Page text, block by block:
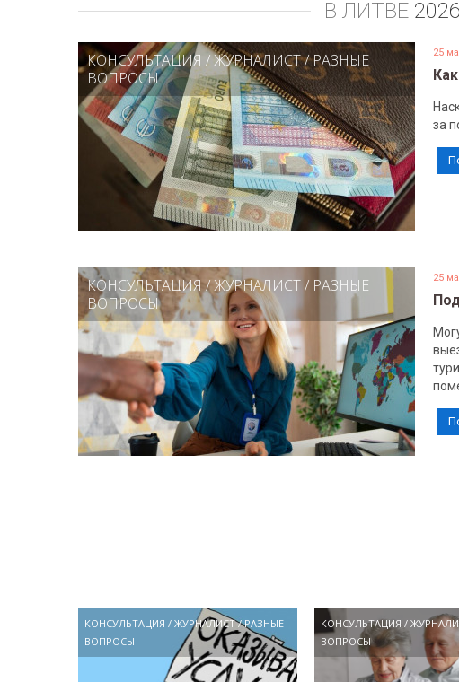
В ЛИТВЕ
КОНСУЛЬТАЦИЯ /ЖУРНАЛИСТ/РАЗНЫЕ
ВОПРОСЫ
25
за
КОНСУЛЬТАЦИЯ/ЖУРНАЛИСТ/ РАЗНЫЕ
ВОПРОСЫ
25
КОНСУЛЬТАЦИЯ / ЖУРНАЛИСТ/РАЗНЫЕ
ВОПРОСЫ
КОНСУЛЬТАЦИЯ /
ВОПРОСЫ